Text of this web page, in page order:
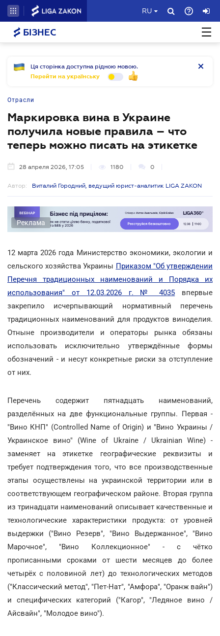
RU
БІЗНЕС
Ця сторінка доступна рідною мовою.
Перейти на українську
Отрасли
Маркировка вина в Украине
получила новые правила – что
теперь можно писать на этикетке
28 апреля 2026, 17:05 1180 0
Автор: Виталий Городний, ведущий юрист-аналитик LIGA ZAKON
Реклама
12 марта 2026 года Министерство экономики, экологии и
сельского хозяйства Украины Приказом "Об утверждении
Перечня традиционных наименований и Порядка их
использования" от 12.03.2026 г. № 4035 впервые
закрепило исчерпывающий нормативный перечень
традиционных наименований для продуктов виноделия.
Отныне производители и операторы рынка обязаны
использовать исключительно утверждённые формы
обозначений - и несут конкретные риски за отступление
от них.
Перечень содержит пятнадцать наименований,
разделённых на две функциональные группы. Первая -
"Вино КНП" (Controlled Name of Origin) и "Вино Украины /
Украинское вино" (Wine of Ukraine / Ukrainian Wine) -
заменяет на этикетке географические реквизиты и
требует подтверждения того, что все производственные
этапы осуществлены на украинской территории или в
соответствующем географическом районе. Вторая группа
из тринадцати наименований описывает качественные и
технологические характеристики продукта: от уровней
выдержки ("Вино Резерв", "Вино Выдержанное", "Вино
Марочное", "Вино Коллекционное" - с чётко
прописанными сроками от шести месяцев до более
четырёх с половиной лет) до технологических методов
("Классический метод", "Пет-Нат", "Амфора", "Оранж вайн")
и специфических категорий ("Кагор", "Ледяное вино /
Айсвайн", "Молодое вино").